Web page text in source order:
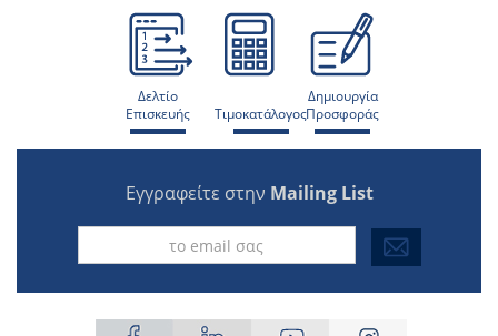
Δελτίο
Επισκευής
Τιμοκατάλογος
Δημιουργία
Προσφοράς
Εγγραφείτε στην Mailing List